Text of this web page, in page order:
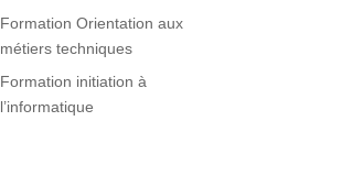
Formation Orientation aux
métiers techniques
Formation initiation à
l’informatique